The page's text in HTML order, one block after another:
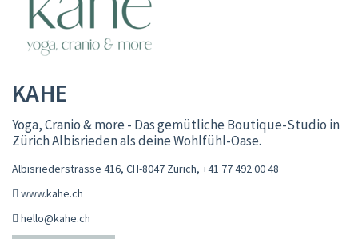
KAHE
Yoga, Cranio & more - Das gemütliche Boutique-Studio in
Zürich Albisrieden als deine Wohlfühl-Oase.
Albisriederstrasse 416, CH-8047 Zürich, +41 77 492 00 48
www.kahe.ch
hello@kahe.ch